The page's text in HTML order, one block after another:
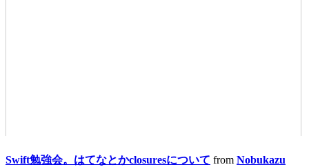
Swift勉強会。はてなとかclosuresについて from Nobukazu